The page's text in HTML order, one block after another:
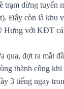
dừng tuyến
Đây còn là khu
Hưng với KĐT
qua, đợt ra mắt
thành công
3 tiếng ngay